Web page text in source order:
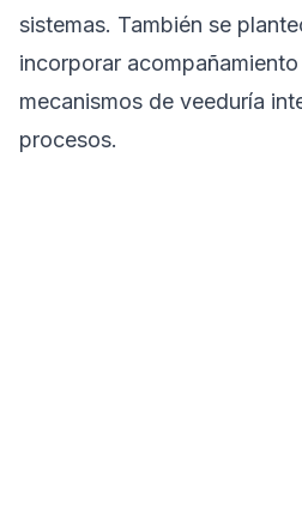
sistemas. También se
incorporar
mecanismos de veeduría
procesos.